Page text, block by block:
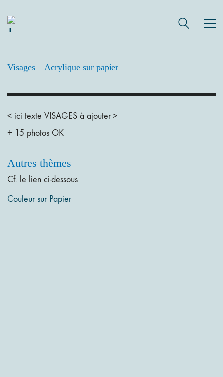
Visages – Acrylique sur papier
< ici texte VISAGES à ajouter >
+ 15 photos OK
Autres thèmes
Cf. le lien ci-dessous
Couleur sur Papier